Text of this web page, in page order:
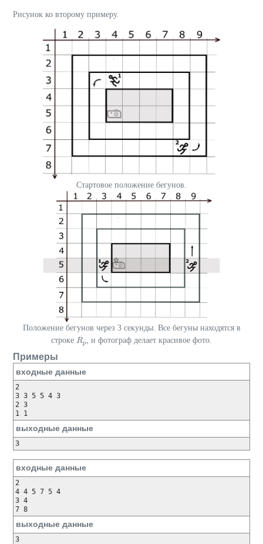
Рисунок ко второму примеру.
Стартовое положение бегунов.
Положение бегунов через 3 секунды. Все бегуны находятся в
строке Rp
Rp, и фотограф делает красивое фото.
Примеры
входные данные
2
3 3 5 5 4 3
2 3
1 1
выходные данные
3
входные данные
2
4 4 5 7 5 4
3 4
7 8
выходные данные
3